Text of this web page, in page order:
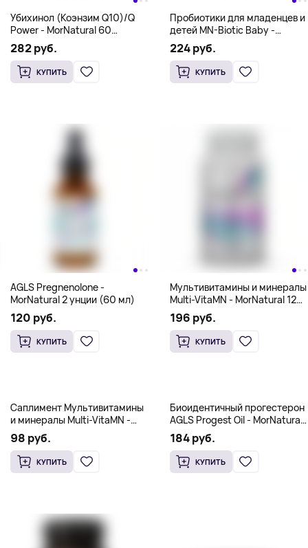
Убихинол (Коэнзим Q10)/Q
Power - MorNatural 60
softgels
282 руб.
КУПИТЬ
Пробиотики для младенцев и
детей MN-Biotic Baby -
MorNatural 2.33 oz (66 g)
224 руб.
КУПИТЬ
AGLS Pregnenolone -
MorNatural 2 унции (60 мл)
120 руб.
КУПИТЬ
Мультивитамины и минералы
Multi-VitaMN - MorNatural 120
capsules
196 руб.
КУПИТЬ